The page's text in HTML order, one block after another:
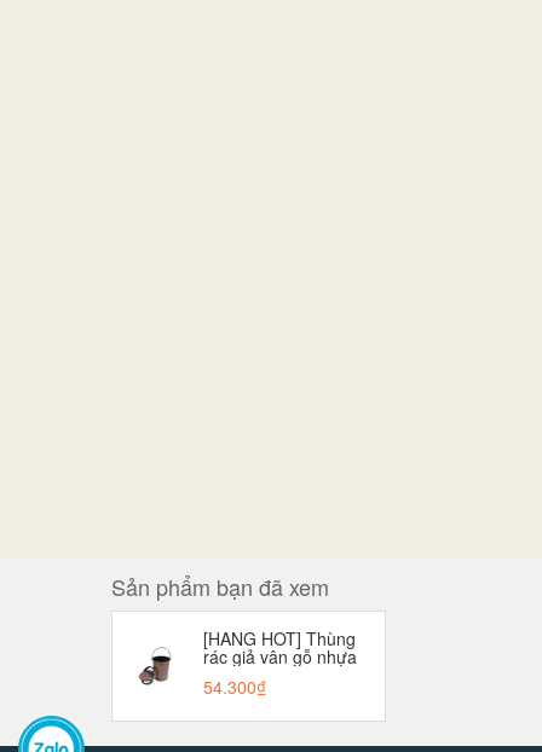
Sản phẩm bạn đã xem
[HANG HOT] Thùng
rác giả vân gỗ nhựa
Việt Nhật cao cấp
8036
54.300₫